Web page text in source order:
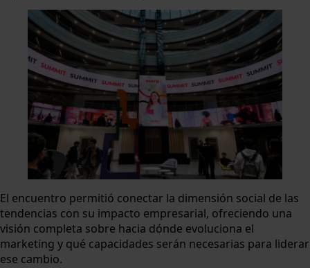
El encuentro permitió conectar la dimensión social de las
tendencias con su impacto empresarial, ofreciendo una
visión completa sobre hacia dónde evoluciona el
marketing y qué capacidades serán necesarias para liderar
ese cambio.